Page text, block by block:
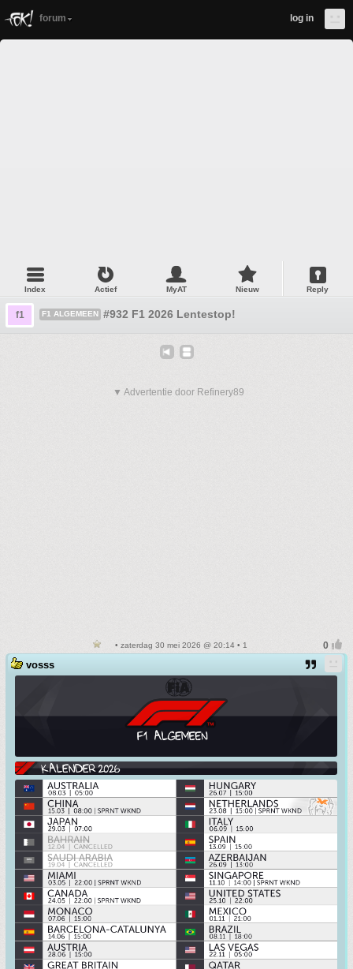
forum log in
Index Actief MyAT Nieuw Reply
f1 F1 ALGEMEEN #932 F1 2026 Lentestop!
▼ Advertentie door Refinery89
• zaterdag 30 mei 2026 @ 20:14 • 1
vosss